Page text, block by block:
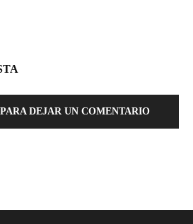
DEJAR UN COMENTARIO